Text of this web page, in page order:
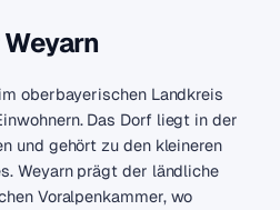
oberbayerischen Landkreis
Das Dorf liegt in der
und gehört zu den kleineren
Weyarn prägt der ländliche
Voralpenkammer, wo